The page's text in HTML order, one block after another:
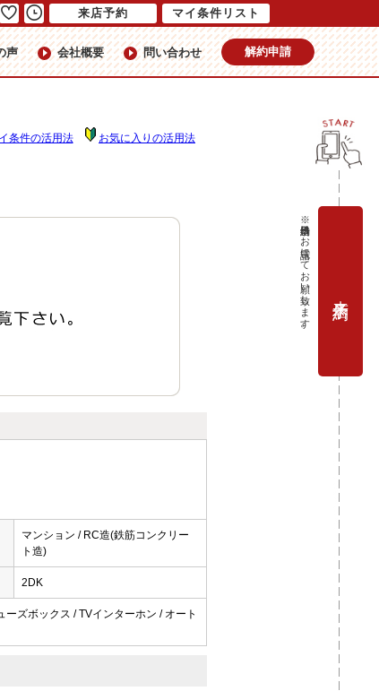
声 会社概要 問い合わせ 解約申請
条件の活用法 お気に入りの活用法
マンション / RC造(鉄筋コンクリー
ト造)
2DK
ズボックス / TVインターホン / オート
来店予約 マイ条件リスト
※当日予約はお電話にてお願い致します。